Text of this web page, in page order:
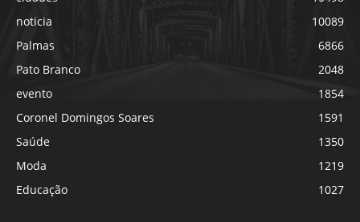
noticia
10089
Palmas
6866
Pato Branco
2048
evento
1854
Coronel Domingos Soares
1591
Saúde
1350
Moda
1219
Educação
1027